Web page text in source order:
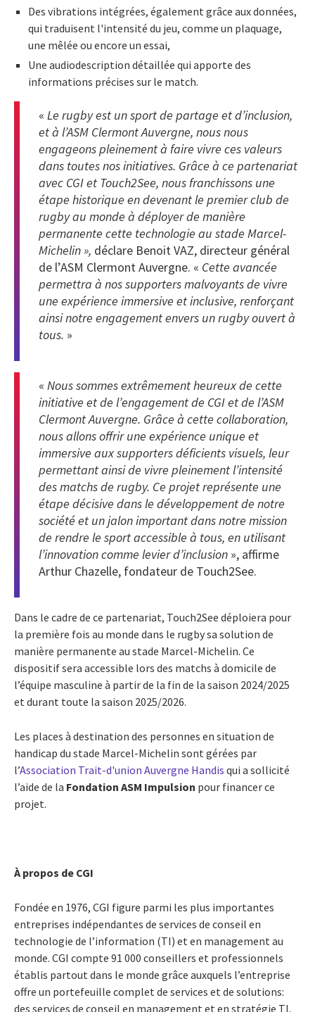
Des vibrations intégrées, également grâce aux données,
qui traduisent l'intensité du jeu, comme un plaquage,
une mêlée ou encore un essai,
Une audiodescription détaillée qui apporte des
informations précises sur le match.
« Le rugby est un sport de partage et d’inclusion,
et à l’ASM Clermont Auvergne, nous nous
engageons pleinement à faire vivre ces valeurs
dans toutes nos initiatives. Grâce à ce partenariat
avec CGI et Touch2See, nous franchissons une
étape historique en devenant le premier club de
rugby au monde à déployer de manière
permanente cette technologie au stade Marcel-
Michelin », déclare Benoit VAZ, directeur général
de l’ASM Clermont Auvergne. « Cette avancée
permettra à nos supporters malvoyants de vivre
une expérience immersive et inclusive, renforçant
ainsi notre engagement envers un rugby ouvert à
tous. »
« Nous sommes extrêmement heureux de cette
initiative et de l’engagement de CGI et de l’ASM
Clermont Auvergne. Grâce à cette collaboration,
nous allons offrir une expérience unique et
immersive aux supporters déficients visuels, leur
permettant ainsi de vivre pleinement l’intensité
des matchs de rugby. Ce projet représente une
étape décisive dans le développement de notre
société et un jalon important dans notre mission
de rendre le sport accessible à tous, en utilisant
l’innovation comme levier d’inclusion », affirme
Arthur Chazelle, fondateur de Touch2See.
Dans le cadre de ce partenariat, Touch2See déploiera pour
la première fois au monde dans le rugby sa solution de
manière permanente au stade Marcel-Michelin. Ce
dispositif sera accessible lors des matchs à domicile de
l’équipe masculine à partir de la fin de la saison 2024/2025
et durant toute la saison 2025/2026.
Les places à destination des personnes en situation de
handicap du stade Marcel-Michelin sont gérées par
l’Association Trait-d'union Auvergne Handis qui a sollicité
l’aide de la Fondation ASM Impulsion pour financer ce
projet.
À propos de CGI
Fondée en 1976, CGI figure parmi les plus importantes
entreprises indépendantes de services de conseil en
technologie de l’information (TI) et en management au
monde. CGI compte 91 000 conseillers et professionnels
établis partout dans le monde grâce auxquels l’entreprise
offre un portefeuille complet de services et de solutions:
des services de conseil en management et en stratégie TI,